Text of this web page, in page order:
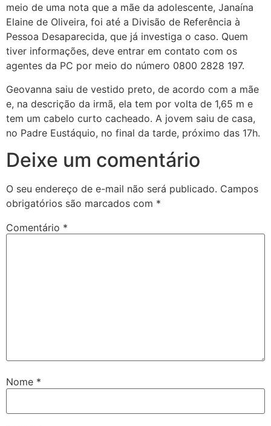
meio de uma nota que a mãe da adolescente, Janaína
Elaine de Oliveira, foi até a Divisão de Referência à
Pessoa Desaparecida, que já investiga o caso. Quem
tiver informações, deve entrar em contato com os
agentes da PC por meio do número 0800 2828 197.
Geovanna saiu de vestido preto, de acordo com a mãe
e, na descrição da irmã, ela tem por volta de 1,65 m e
tem um cabelo curto cacheado. A jovem saiu de casa,
no Padre Eustáquio, no final da tarde, próximo das 17h.
Deixe um comentário
O seu endereço de e-mail não será publicado. Campos
obrigatórios são marcados com *
Comentário *
Nome *